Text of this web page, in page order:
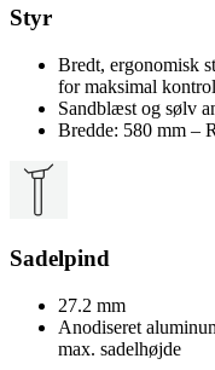
Styr
Bredt, ergonomisk
for maksimal kontrol
Sandblæst og sølv
Bredde: 580 mm –
Sadelpind
27.2 mm
Anodiseret
max. sadelhøjde